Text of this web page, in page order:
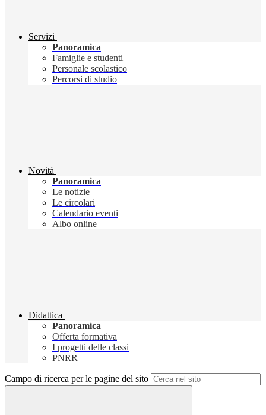
Servizi
Panoramica
Famiglie e studenti
Personale scolastico
Percorsi di studio
Novità
Panoramica
Le notizie
Le circolari
Calendario eventi
Albo online
Didattica
Panoramica
Offerta formativa
I progetti delle classi
PNRR
Campo di ricerca per le pagine del sito